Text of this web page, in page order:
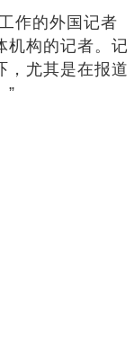
作的外国记者
机构的记者。记
，尤其是在报道
”